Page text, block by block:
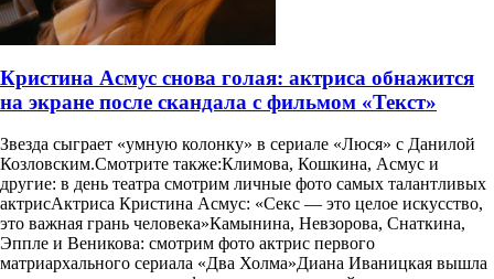
Кристина Асмус снова голая: актриса обнажится
на экране после скандала с фильмом «Текст»
Звезда сыграет «умную колонку» в сериале «Люся» с Данилой
Козловским.Смотрите также:Климова, Кошкина, Асмус и
другие: в день театра смотрим личные фото самых талантливых
актрисАктриса Кристина Асмус: «Секс — это целое искусство,
это важная грань человека»Камынина, Невзорова, Снаткина,
Эппле и Веникова: смотрим фото актрис первого
матриархального сериала «Два Холма»Диана Иваницкая вышла